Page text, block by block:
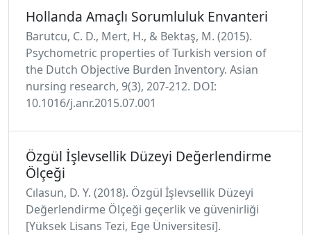
Hollanda Amaçlı Sorumluluk Envanteri
Barutcu, C. D., Mert, H., & Bektaş, M. (2015).
Psychometric properties of Turkish version of
the Dutch Objective Burden Inventory. Asian
nursing research, 9(3), 207-212. DOI:
10.1016/j.anr.2015.07.001
Özgül İşlevsellik Düzeyi Değerlendirme
Ölçeği
Cılasun, D. Y. (2018). Özgül İşlevsellik Düzeyi
Değerlendirme Ölçeği geçerlik ve güvenirliği
[Yüksek Lisans Tezi, Ege Üniversitesi].